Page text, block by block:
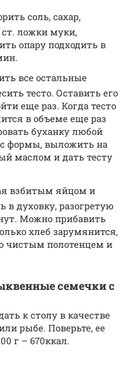
соль, сахар,
ложки муки,
опару подходить в
все остальные
тесто. Оставить его
еще раз. Когда тесто
в объеме еще раз
буханку любой
формы, выложить на
маслом и дать тесту
взбитым яйцом и
в духовку, разогретую
Можно прибавить
хлеб зарумянится,
чистым полотенцем и
семечки с
к столу в качестве
рыбе. Поверьте, ее
г – 670ккал.